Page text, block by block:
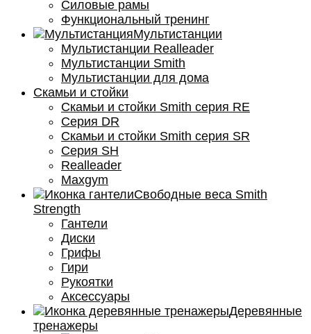
Силовые рамы
Функциональный тренинг
Мультистанции
Мультистанции Realleader
Мультистанции Smith
Мультистанции для дома
Скамьи и стойки
Скамьи и стойки Smith серия RE
Серия DR
Скамьи и стойки Smith серия SR
Серия SH
Realleader
Maxgym
Свободные веса Smith
Strength
Гантели
Диски
Грифы
Гири
Рукоятки
Аксессуары
Деревянные
тренажеры